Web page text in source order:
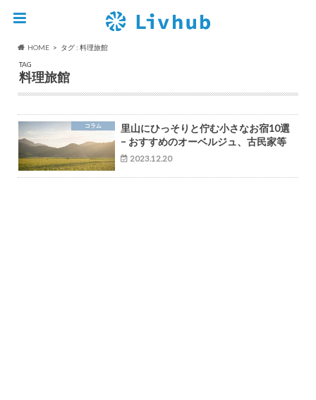
HOME
タグ : 料理旅館
TAG
料理旅館
コラム
里山にひっそりと佇む小さなお宿10選
– おすすめのオーベルジュ、古民家等
2023.12.20